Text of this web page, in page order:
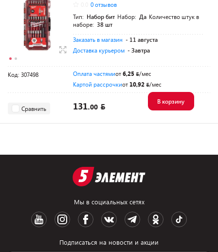
0 отзывов
Тип: Набор бит Набор: Да Количество штук в
наборе: 38 шт
Заказать в магазин - 11 августа
Доставка курьером - Завтра
Код: 307498 Оплата частямиот6,25
/мес
Картой рассрочкиот 10,92 /мес
Сравнить 131.00
В корзину
Мы в социальных сетях
Подписаться на новости и акции